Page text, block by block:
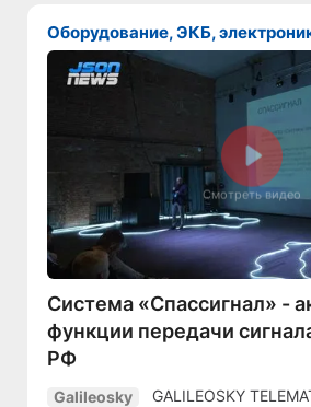
Оборудование, ЭКБ,
Смотреть видео
Система «Спассигнал» -
функции передачи
РФ
Galileosky GALILEOSKY